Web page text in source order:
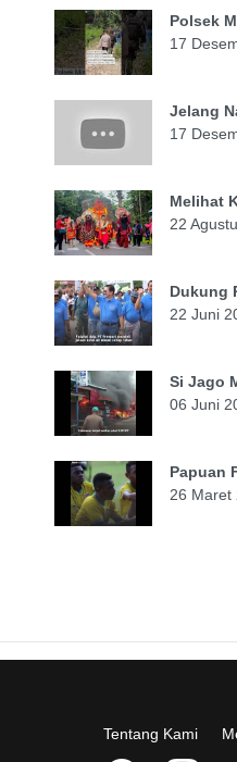
Polsek
17
Jelang
17
Melihat
22
Dukung
22 Juni
Si Jago
06 Juni
Papuan
26 Maret
Tentang Kami